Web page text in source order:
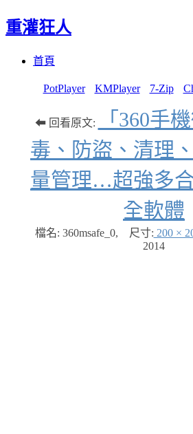
重灌狂人
首頁
PotPlayer KMPlayer 7-Zip
⬅ 回看原文:
「360手
毒、防盜、清理
量管理…超強多
全軟體
檔名: 360msafe_0, 尺寸: 200 ×
2014